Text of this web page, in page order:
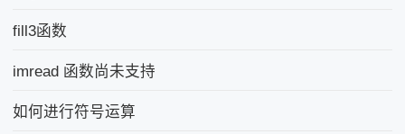
fill3函数
imread 函数尚未支持
如何进行符号运算